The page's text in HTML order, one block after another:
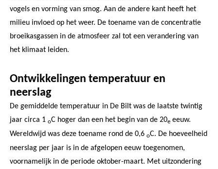
vogels en vorming van smog. Aan de andere kant heeft het
milieu invloed op het weer. De toename van de concentratie
broeikasgassen in de atmosfeer zal tot een verandering van
het klimaat leiden.
Ontwikkelingen temperatuur en
neerslag
De gemiddelde temperatuur in De Bilt was de laatste twintig
jaar circa 1 oC hoger dan een het begin van de 20e eeuw.
Wereldwijd was deze toename rond de 0,6 oC. De hoeveelheid
neerslag per jaar is in de afgelopen eeuw toegenomen,
voornamelijk in de periode oktober-maart. Met uitzondering